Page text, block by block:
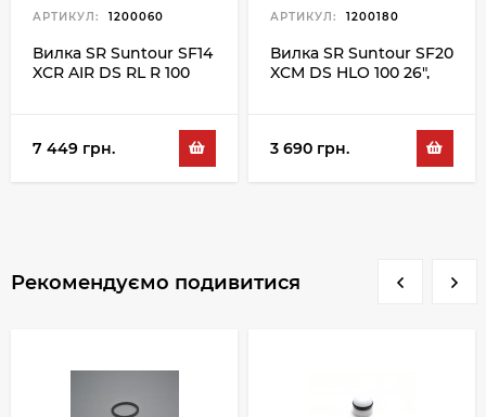
АРТИКУЛ: 1200060
Вилка SR Suntour SF14
XCR AIR DS RL R 100
7 449 грн.
АРТИКУЛ: 1200180
Вилка SR Suntour SF20
XCM DS HLO 100 26",
3 690 грн.
Рекомендуємо подивитися